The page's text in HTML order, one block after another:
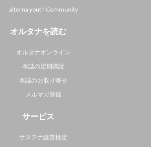
alterna youth Community
オルタナを読む
オルタナオンライン
本誌の定期購読
本誌のお取り寄せ
メルマガ登録
サービス
サステナ経営検定